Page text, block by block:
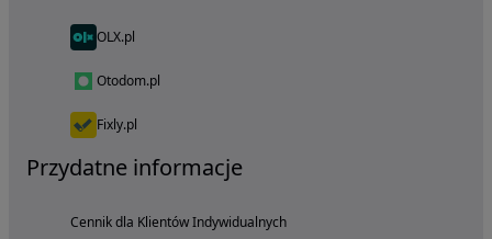
OLX.pl
Otodom.pl
Fixly.pl
Przydatne informacje
Cennik dla Klientów Indywidualnych